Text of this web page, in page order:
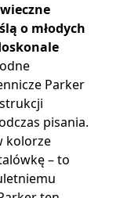
o młodych
Parker
pisania.
kolorze
– to